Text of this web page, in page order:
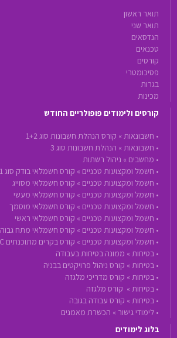
תואר ראשון
תואר שני
הנדסאים
טכנאים
קורסים
פסיכומטרי
בגרות
מכינות
קורסים ולימודים פופולריים החודש
• חשבונאות » קורס הנהלת חשבונות סוג 1+2
• חשבונאות » הנהלת חשבונות סוג 3
• מחשבים » ניהול רשתות
• חשמל ומקצועות טכניים » קורס חשמלאי בודק סוג 1 ו-2
• חשמל ומקצועות טכניים » קורס חשמלאי מסוייג
• חשמל ומקצועות טכניים » קורס חשמלאי מעשי
• חשמל ומקצועות טכניים » קורס חשמלאי מוסמך
• חשמל ומקצועות טכניים » קורס חשמלאי ראשי
• חשמל ומקצועות טכניים » קורס חשמלאי מתח גבוה
• חשמל ומקצועות טכניים » קורס בקרים מתוכנתים PLC
• בטיחות » ממונה בטיחות בעבודה
• בטיחות » קורס ניהול פרויקטים בבניה
• בטיחות » קורס מדריכי מלגזה
• בטיחות » קורס מלגזה
• בטיחות » קורס עבודה בגובה
• לימודי גישור » הכשרת מאמנים
בלוג לימודים